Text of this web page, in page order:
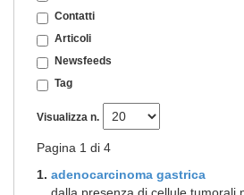
Contatti
Articoli
Newsfeeds
Tag
Visualizza n.
Pagina 1 di 4
1. adenocarcinoma gastrica